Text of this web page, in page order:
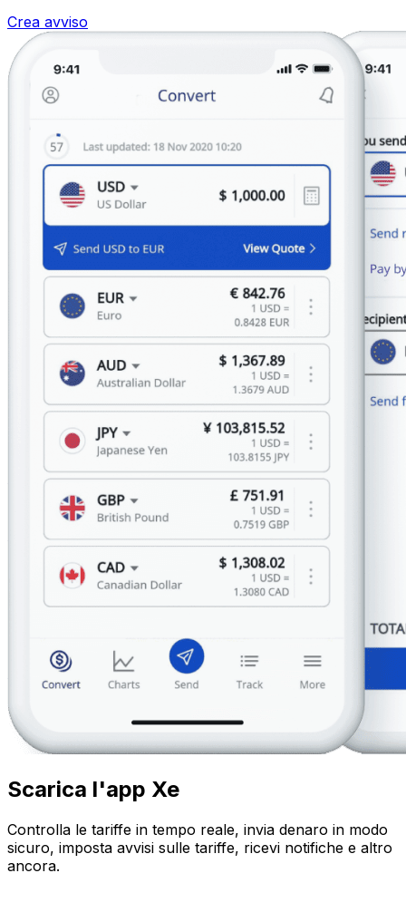
Crea avviso
Scarica l'app Xe
Controlla le tariffe in tempo reale, invia denaro in modo
sicuro, imposta avvisi sulle tariffe, ricevi notifiche e altro
ancora.